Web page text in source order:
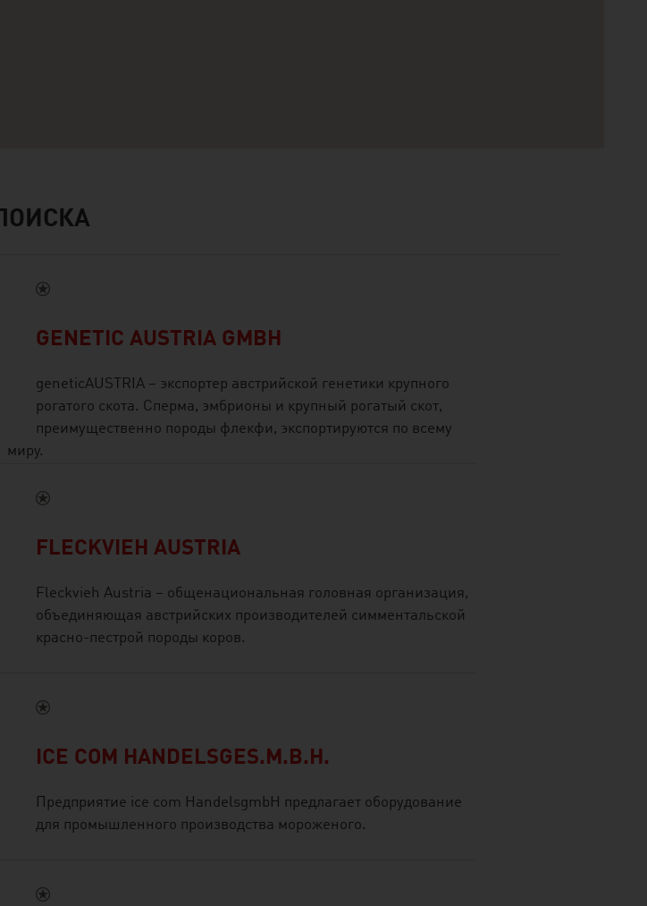
GENETIC AUSTRIA GMBH
geneticAUSTRIA – экспортер австрийской генетики крупного
рогатого скота. Сперма, эмбрионы и крупный рогатый скот,
преимущественно породы флекфи, экспортируются по всему
миру.
FLECKVIEH AUSTRIA
Fleckvieh Austria – общенациональная головная организация,
объединяющая австрийских производителей симментальской
красно-пестрой породы коров.
ICE COM HANDELSGES.M.B.H.
Предприятие ice com HandelsgmbH предлагает оборудование
для промышленного производства мороженого.